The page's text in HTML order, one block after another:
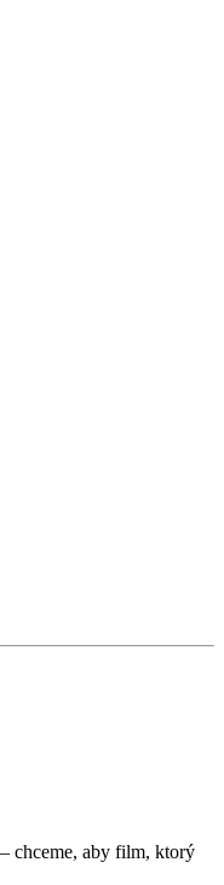
chceme, aby film, ktorý